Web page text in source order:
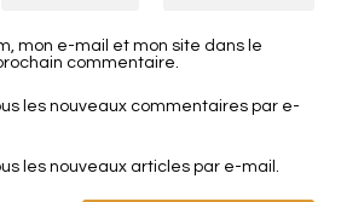
mon e-mail et mon site dans le
commentaire.
les nouveaux commentaires par e-
les nouveaux articles par e-mail.